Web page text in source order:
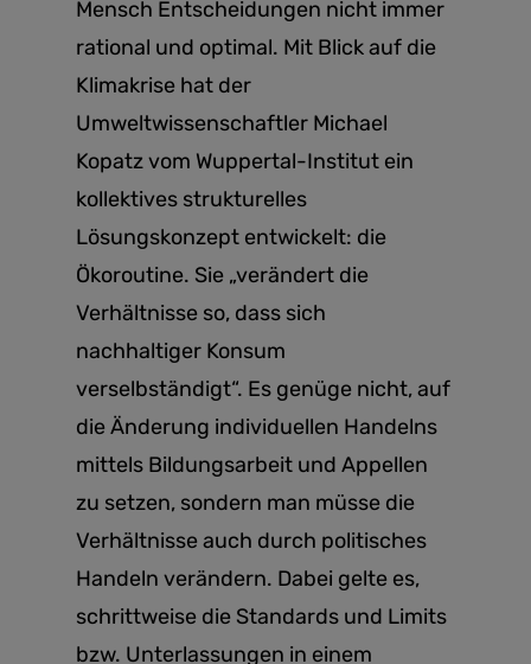
Mensch Entscheidungen nicht immer
rational und optimal. Mit Blick auf die
Klimakrise hat der
Umweltwissenschaftler Michael
Kopatz vom Wuppertal-Institut ein
kollektives strukturelles
Lösungskonzept entwickelt: die
Ökoroutine. Sie „verändert die
Verhältnisse so, dass sich
nachhaltiger Konsum
verselbständigt“. Es genüge nicht, auf
die Änderung individuellen Handelns
mittels Bildungsarbeit und Appellen
zu setzen, sondern man müsse die
Verhältnisse auch durch politisches
Handeln verändern. Dabei gelte es,
schrittweise die Standards und Limits
bzw. Unterlassungen in einem